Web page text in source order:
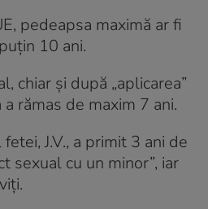
pedeapsa maximă ar fi
10 ani.
chiar și după „aplicarea”
rămas de maxim 7 ani.
J.V., a primit 3 ani de
sexual cu un minor”, iar